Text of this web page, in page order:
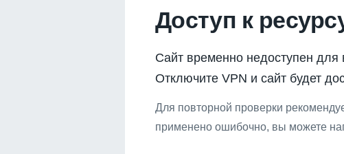
Доступ к
Сайт временно недоступен для
Отключите VPN и сайт будет
Для повторной проверки
применено ошибочно, вы можете